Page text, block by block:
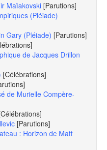
Maïakovski [Parutions]
(Pléiade)
Gary (Pléiade) [Parutions]
de Jacques Drillon
[Célébrations]
de Murielle Compère-
[Parutions]
: Horizon de Matt